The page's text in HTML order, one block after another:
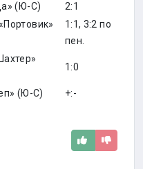
(Ю-С) 2:1
1:1, 3:2 по
пен.
1:0
(Ю-С) +:-